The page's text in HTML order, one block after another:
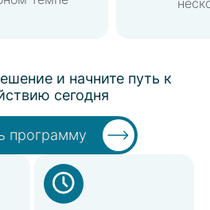
и начните путь к
сегодня
программу